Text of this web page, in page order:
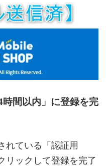
時間以内」に登録を完
れている「認証用
リックして登録を完了